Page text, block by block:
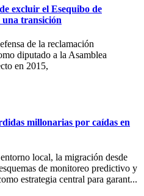
excluir el Esequibo de
una transición
de la reclamación
diputado a la Asamblea
en 2015,
millonarias por caídas en
local, la migración desde
de monitoreo predictivo y
estrategia central para garant...